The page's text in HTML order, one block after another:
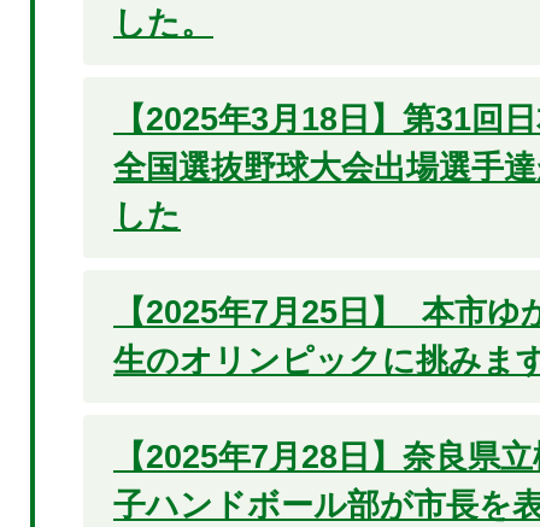
した。
【2025年3月18日】第31回
全国選抜野球大会出場選手
した
【2025年7月25日】 本市ゆ
生のオリンピックに挑みま
【2025年7月28日】奈良県
子ハンドボール部が市長を